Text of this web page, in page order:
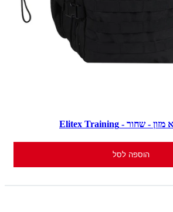
הוספה לסל